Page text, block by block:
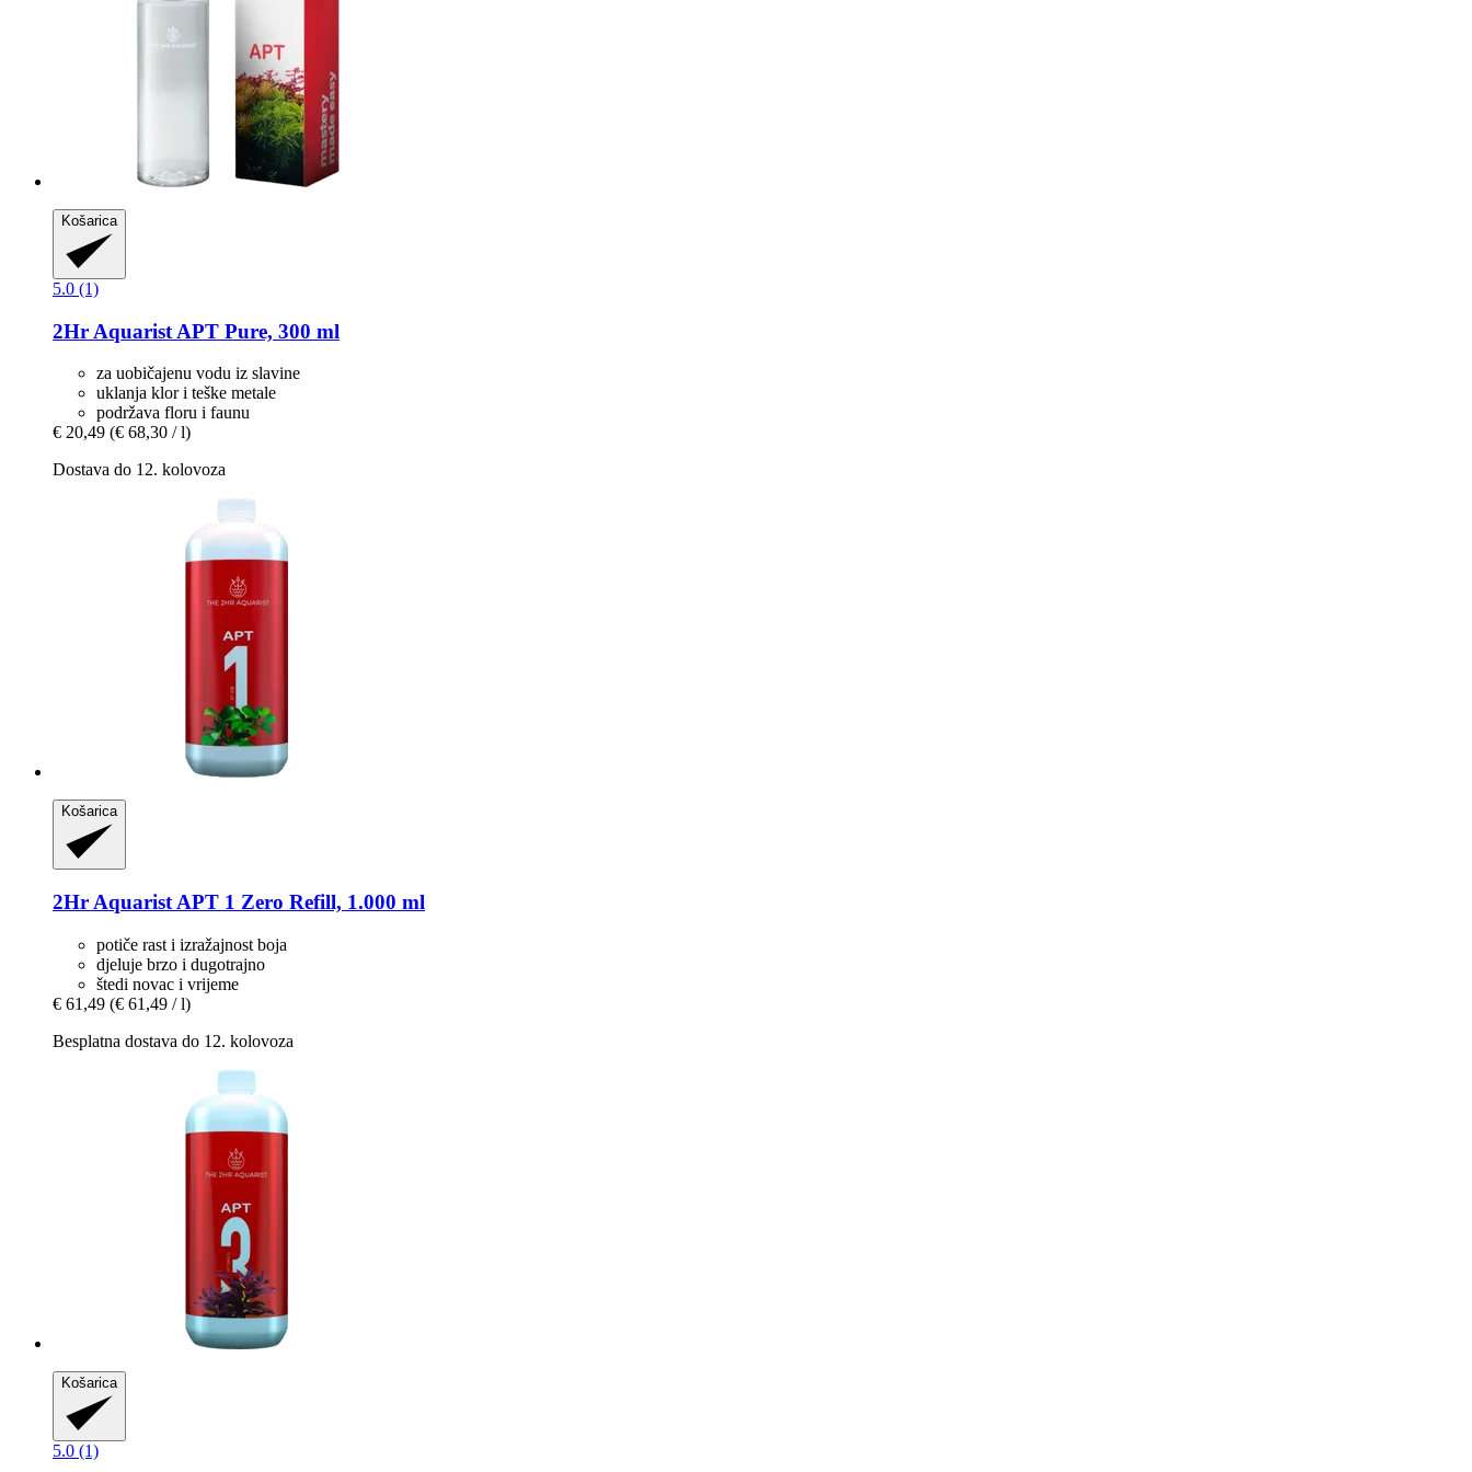
Košarica
5.0 (1)
2Hr Aquarist APT Pure, 300 ml
za uobičajenu vodu iz slavine
uklanja klor i teške metale
podržava floru i faunu
€ 20,49 (€ 68,30 / l)
Dostava do 12. kolovoza
Košarica
2Hr Aquarist APT 1 Zero Refill, 1.000 ml
potiče rast i izražajnost boja
djeluje brzo i dugotrajno
štedi novac i vrijeme
€ 61,49 (€ 61,49 / l)
Besplatna dostava do 12. kolovoza
Košarica
5.0 (1)